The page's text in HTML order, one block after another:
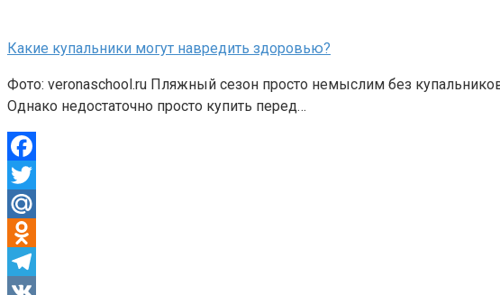
Какие купальники могут навредить здоровью?
Фото: veronaschool.ru Пляжный сезон просто немыслим без
Однако недостаточно просто купить перед…
Facebook
Twitter
Mail.Ru
Odnoklassniki
Telegram